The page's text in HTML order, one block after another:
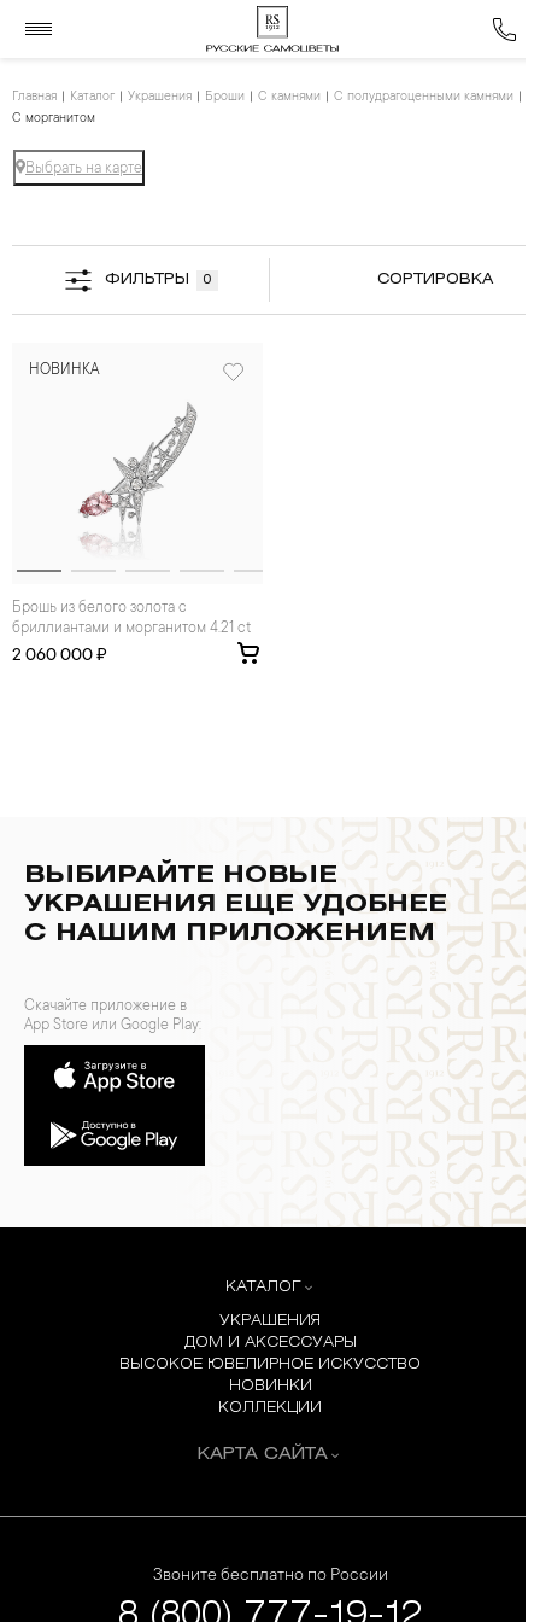
Главная Каталог Украшения Броши С камнями
С полудрагоценными камнями
С морганитом
Выбрать на карте
ФИЛЬТРЫ 0 СОРТИРОВКА
НОВИНКА
Брошь из белого золота с
бриллиантами и морганитом 4.21 ct
2 060 000 ₽
ВЫБИРАЙТЕ НОВЫЕ
УКРАШЕНИЯ ЕЩЕ УДОБНЕЕ
С НАШИМ ПРИЛОЖЕНИЕМ
Скачайте приложение в
App Store или Google Play:
КАТАЛОГ
УКРАШЕНИЯ
ДОМ И АКСЕССУАРЫ
ВЫСОКОЕ ЮВЕЛИРНОЕ ИСКУССТВО
НОВИНКИ
КОЛЛЕКЦИИ
КАРТА САЙТА
Звоните бесплатно по России